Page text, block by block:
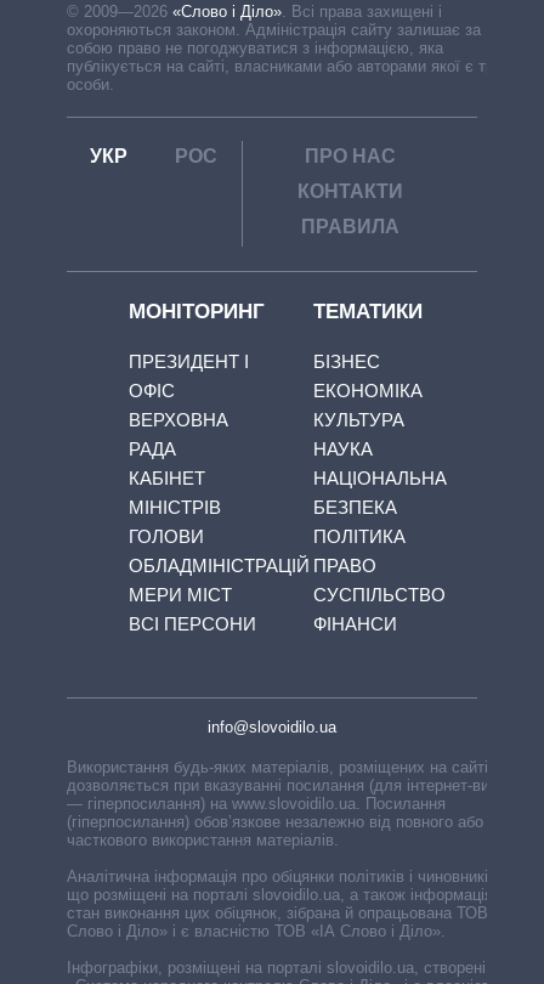
© 2009—2026 «Слово і Діло»
Всі права захищені і
охороняються законом. Адміністрація сайту залишає за
собою право не погоджуватися з інформацією, яка
публікується на сайті, власниками або авторами якої є треті
особи.
УКР РОС
ПРО НАС
КОНТАКТИ
ПРАВИЛА
МОНІТОРИНГ
ПРЕЗИДЕНТ І
ОФІС
ВЕРХОВНА
РАДА
КАБІНЕТ
МІНІСТРІВ
ГОЛОВИ
ОБЛАДМІНІСТРАЦІЙ
МЕРИ МІСТ
ВСІ ПЕРСОНИ
ТЕМАТИКИ
БІЗНЕС
ЕКОНОМІКА
КУЛЬТУРА
НАУКА
НАЦІОНАЛЬНА
БЕЗПЕКА
ПОЛІТИКА
ПРАВО
СУСПІЛЬСТВО
ФІНАНСИ
info@slovoidilo.ua
Використання будь-яких матеріалів, розміщених на сайті,
дозволяється при вказуванні посилання (для інтернет-видань
— гіперпосилання) на www.slovoidilo.ua. Посилання
(гіперпосилання) обов’язкове незалежно від повного або
часткового використання матеріалів.
Аналітична інформація про обіцянки політиків і чиновників,
що розміщені на порталі slovoidilo.ua, а також інформація про
стан виконання цих обіцянок, зібрана й опрацьована ТОВ «ІА
Слово і Діло» і є власністю ТОВ «ІА Слово і Діло».
Інфографіки, розміщені на порталі slovoidilo.ua, створені ГО